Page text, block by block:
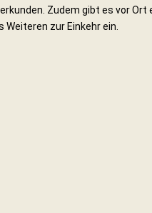
Zudem gibt es vor
zur Einkehr ein.